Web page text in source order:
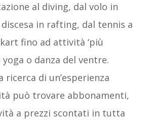
al diving, dal volo in
in rafting, dal tennis a
fino ad attività ‘più
o danza del ventre.
ricerca di un’esperienza
può trovare abbonamenti,
a prezzi scontati in tutta